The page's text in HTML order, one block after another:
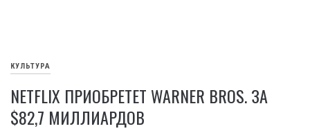
КУЛЬТУРА
NETFLIX ПРИОБРЕТЕТ WARNER BROS. ЗА
$82,7 МИЛЛИАРДОВ